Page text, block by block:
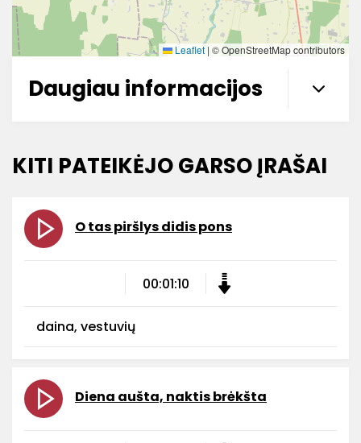
Leaflet | © OpenStreetMap contributors
Daugiau informacijos
KITI PATEIKĖJO GARSO ĮRAŠAI
O tas piršlys didis pons
00:01:10
daina, vestuvių
Diena aušta, naktis brėkšta